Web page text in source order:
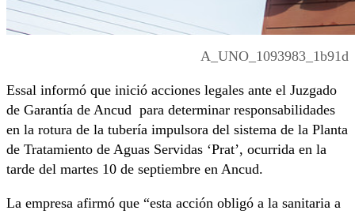
A_UNO_1093983_1b91d
Essal informó que inició acciones legales ante el Juzgado
de Garantía de Ancud para determinar responsabilidades
en la rotura de la tubería impulsora del sistema de la Planta
de Tratamiento de Aguas Servidas ‘Prat’, ocurrida en la
tarde del martes 10 de septiembre en Ancud.
La empresa afirmó que “esta acción obligó a la sanitaria a